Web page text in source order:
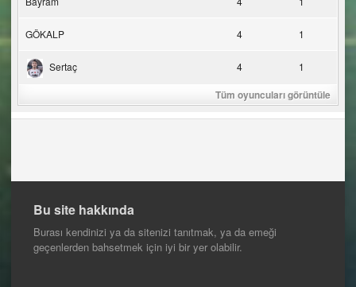
GÖKALP 4 1
Sertaç 4 1
Tüm oyuncuları görüntüle
Bu site hakkında
Burası kendinizi ya da sitenizi tanıtmak, ya da emeği
geçenlerden bahsetmek için iyi bir yer olabilir.